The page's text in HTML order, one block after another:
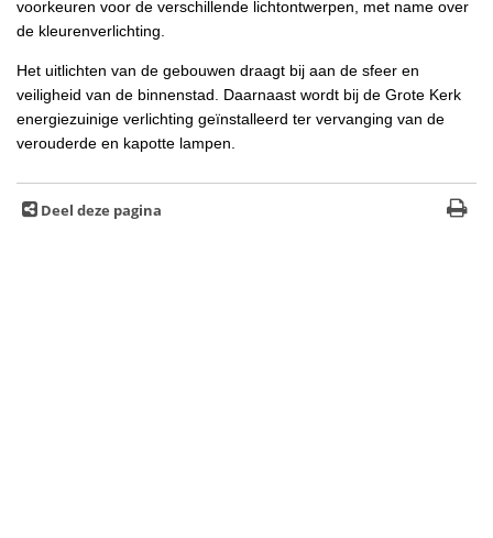
voorkeuren voor de verschillende lichtontwerpen, met name over
de kleurenverlichting.
Het uitlichten van de gebouwen draagt bij aan de sfeer en
veiligheid van de binnenstad. Daarnaast wordt bij de Grote Kerk
energiezuinige verlichting geïnstalleerd ter vervanging van de
verouderde en kapotte lampen.
Deel deze pagina